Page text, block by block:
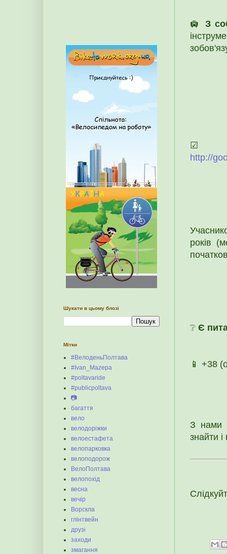
🛄 З
http://
років
❔ Є
📱 +38
З нами
знайти
Шукати в цьому блозі
Мітки
#ВелоденьПолтава
#Ivan_Mazepa
#poltavaride
#publicpoltava
📷
багаття
вело
велодоріжки
велоестафета
велопарковка
велоподорож
ВелоПолтава
велопохід
весна
вечір
Ворскла
глінтвейн
друзі
заходи
змагання